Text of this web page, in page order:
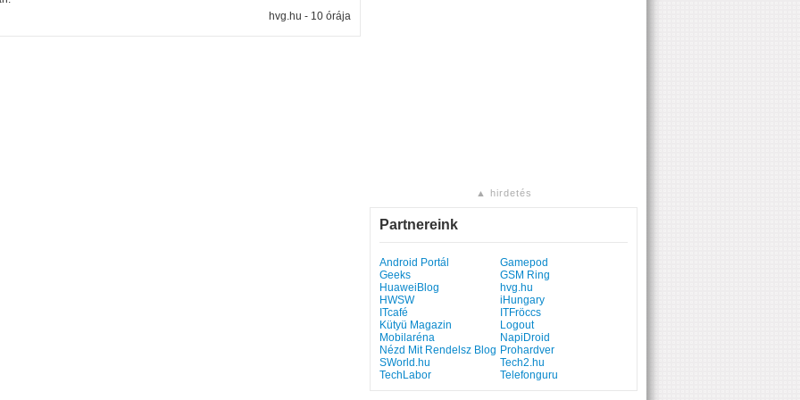
hvg.hu - 10 órája
▲ hirdetés
Partnereink
Android Portál
Gamepod
Geeks
GSM Ring
HuaweiBlog
hvg.hu
HWSW
iHungary
ITcafé
ITFröccs
Kütyü Magazin
Logout
Mobilaréna
NapiDroid
Nézd Mit Rendelsz Blog Prohardver
SWorld.hu
Tech2.hu
TechLabor
Telefonguru